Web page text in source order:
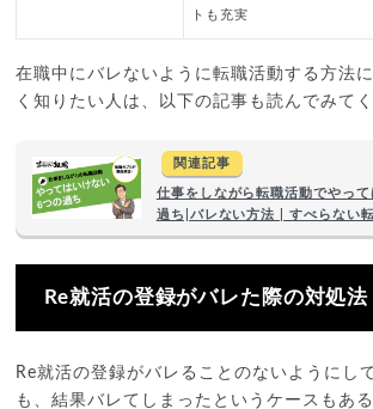
トも充実
在職中にバレないように転職活動する方法
く知りたい人は、以下の記事も読んでみてく
関連記事
仕事をしながら転職活動でやっ
過ち|バレない方法 | すべらない
Re就活の登録がバレた際の対処法
Re就活の登録がバレることのないようにし
も、結果バレてしまったというケースもあ